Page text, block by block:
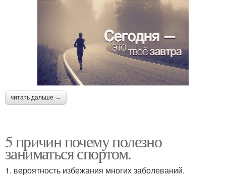
читать дальше →
5 причин почему полезно
заниматься спортом.
1. вероятность избежания многих заболеваний.